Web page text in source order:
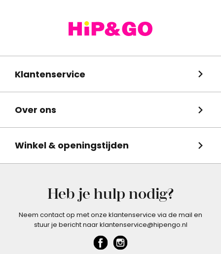
Klantenservice
Over ons
Winkel & openingstijden
Heb je hulp nodig?
Neem contact op met onze klantenservice via de mail en
stuur je bericht naar klantenservice@hipengo.nl